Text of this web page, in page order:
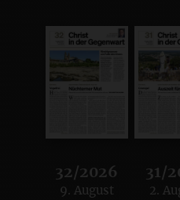
32/2026
:
9. August
31/
2.